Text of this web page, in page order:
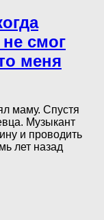
смог
меня
маму. Спустя
Музыкант
и проводить
лет назад